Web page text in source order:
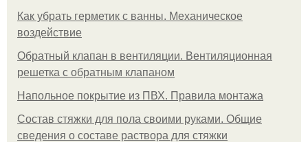
Как убрать герметик с ванны. Механическое
воздействие
Обратный клапан в вентиляции. Вентиляционная
решетка с обратным клапаном
Напольное покрытие из ПВХ. Правила монтажа
Состав стяжки для пола своими руками. Общие
сведения о составе раствора для стяжки